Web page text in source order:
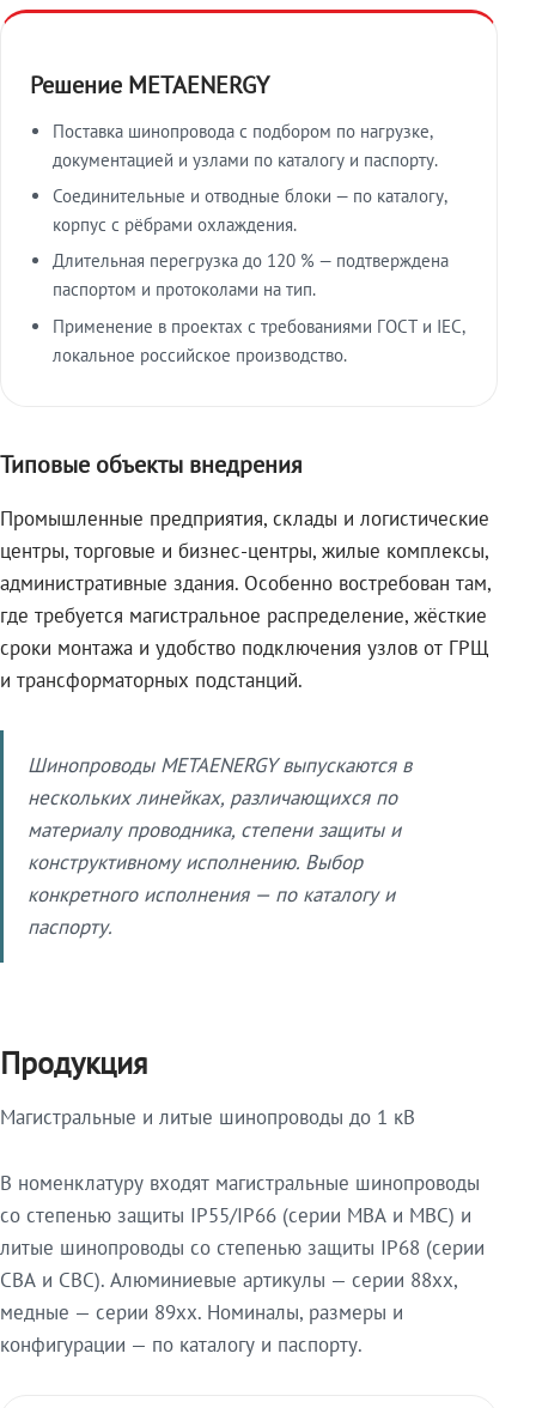
Решение METAENERGY
Поставка шинопровода с подбором по нагрузке,
документацией и узлами по каталогу и паспорту.
Соединительные и отводные блоки — по каталогу,
корпус с рёбрами охлаждения.
Длительная перегрузка до 120 % — подтверждена
паспортом и протоколами на тип.
Применение в проектах с требованиями ГОСТ и IEC,
локальное российское производство.
Типовые объекты внедрения
Промышленные предприятия, склады и логистические
центры, торговые и бизнес-центры, жилые комплексы,
административные здания. Особенно востребован там,
где требуется магистральное распределение, жёсткие
сроки монтажа и удобство подключения узлов от ГРЩ
и трансформаторных подстанций.
Шинопроводы METAENERGY выпускаются в
нескольких линейках, различающихся по
материалу проводника, степени защиты и
конструктивному исполнению. Выбор
конкретного исполнения — по каталогу и
паспорту.
Продукция
Магистральные и литые шинопроводы до 1 кВ
В номенклатуру входят магистральные шинопроводы
со степенью защиты IP55/IP66 (серии МВА и МВС) и
литые шинопроводы со степенью защиты IP68 (серии
СВА и СВС). Алюминиевые артикулы — серии 88xx,
медные — серии 89xx. Номиналы, размеры и
конфигурации — по каталогу и паспорту.